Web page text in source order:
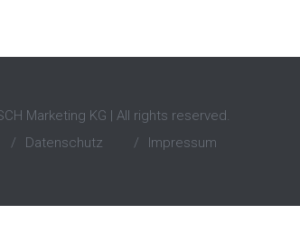
Marketing KG | All rights reserved.
/ Datenschutz / Impressum